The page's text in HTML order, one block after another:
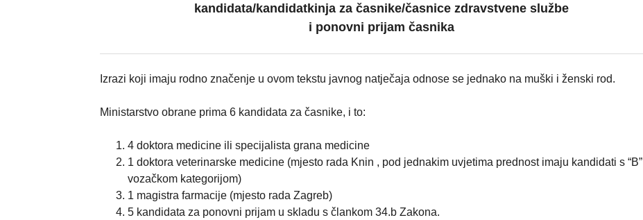
kandidata/kandidatkinja za časnike/časnice zdravstvene službe
i ponovni prijam časnika
Izrazi koji imaju rodno značenje u ovom tekstu javnog natječaja odnose se jednako na muški i ženski rod.
Ministarstvo obrane prima 6 kandidata za časnike, i to:
4 doktora medicine ili specijalista grana medicine
1 doktora veterinarske medicine (mjesto rada Knin , pod jednakim uvjetima prednost imaju kandidati s “B”
vozačkom kategorijom)
1 magistra farmacije (mjesto rada Zagreb)
5 kandidata za ponovni prijam u skladu s člankom 34.b Zakona.